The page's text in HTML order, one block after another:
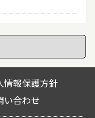
情報保護方針
い合わせ